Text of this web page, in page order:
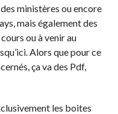
ministères ou encore
mais également des
ou à venir au
Alors que pour ce
ça va des Pdf,
les boites